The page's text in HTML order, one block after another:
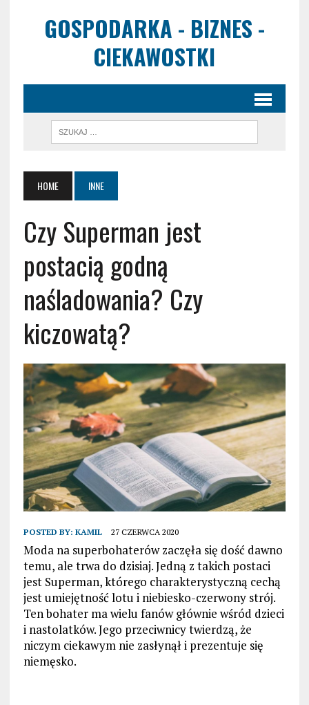
GOSPODARKA - BIZNES -
CIEKAWOSTKI
HOME INNE
Czy Superman jest
postacią godną
naśladowania? Czy
kiczowatą?
POSTED BY: KAMIL 27 CZERWCA 2020
Moda na superbohaterów zaczęła się dość dawno
temu, ale trwa do dzisiaj. Jedną z takich postaci
jest Superman, którego charakterystyczną cechą
jest umiejętność lotu i niebiesko-czerwony strój.
Ten bohater ma wielu fanów głównie wśród dzieci
i nastolatków. Jego przeciwnicy twierdzą, że
niczym ciekawym nie zasłynął i prezentuje się
niemęsko.